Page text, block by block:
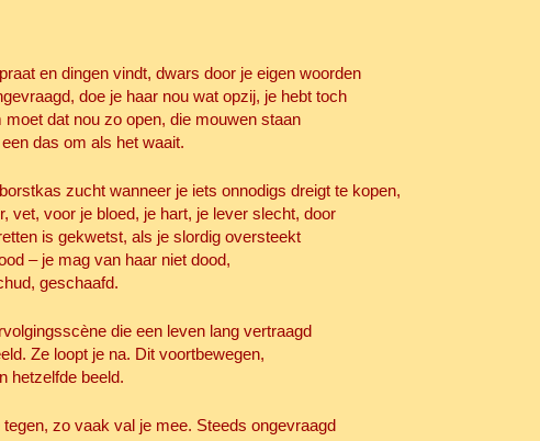
en dingen vindt, dwars door je eigen woorden
doe je haar nou wat opzij, je hebt toch
moet dat nou zo open, die mouwen staan
das om als het waait.
zucht wanneer je iets onnodigs dreigt te kopen,
vet, voor je bloed, je hart, je lever slecht, door
is gekwetst, als je slordig oversteekt
– je mag van haar niet dood,
geschaafd.
die een leven lang vertraagd
Ze loopt je na. Dit voortbewegen,
hetzelfde beeld.
zo vaak val je mee. Steeds ongevraagd